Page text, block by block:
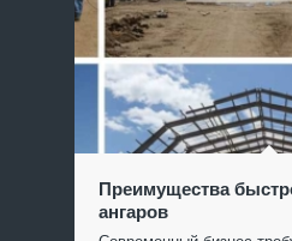
Преимущества
ангаров